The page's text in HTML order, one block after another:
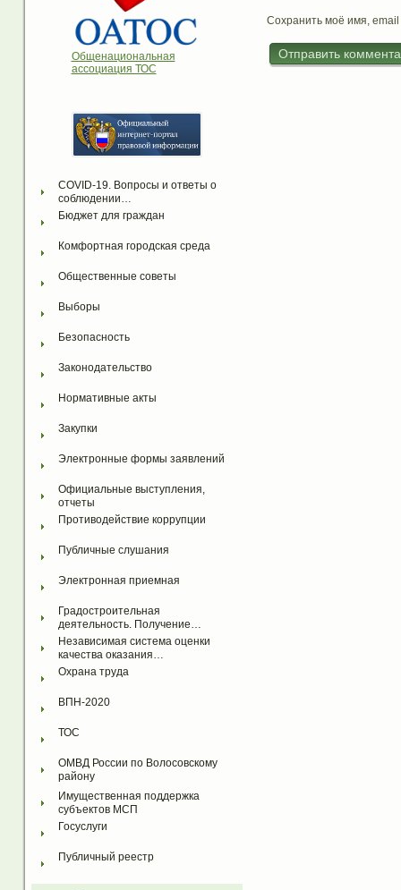
Общенациональная
ассоциация ТОС
COVID-19. Вопросы и ответы о
соблюдении…
Бюджет для граждан
Комфортная городская среда
Общественные советы
Выборы
Безопасность
Законодательство
Нормативные акты
Закупки
Электронные формы заявлений
Официальные выступления,
отчеты
Противодействие коррупции
Публичные слушания
Электронная приемная
Градостроительная
деятельность. Получение…
Независимая система оценки
качества оказания…
Охрана труда
ВПН-2020
ТОС
ОМВД России по Волосовскому
району
Имущественная поддержка
субъектов МСП
Госуслуги
Публичный реестр
Сохранить моё имя,